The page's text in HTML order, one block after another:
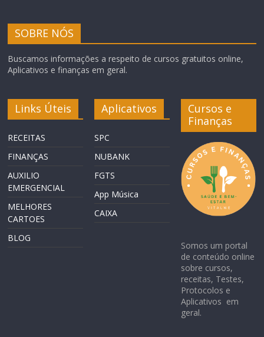
SOBRE NÓS
Buscamos informações a respeito de cursos gratuitos online,
Aplicativos e finanças em geral.
Links Úteis
RECEITAS
FINANÇAS
AUXILIO
EMERGENCIAL
MELHORES
CARTOES
BLOG
Aplicativos
SPC
NUBANK
FGTS
App Música
CAIXA
Cursos e
Finanças
Somos um portal
de conteúdo online
sobre cursos,
receitas, Testes,
Protocolos e
Aplicativos em
geral.